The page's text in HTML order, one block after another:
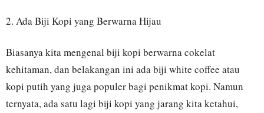
2. Ada Biji Kopi yang Berwarna Hijau
Biasanya kita mengenal biji kopi berwarna cokelat
kehitaman, dan belakangan ini ada biji white coffee atau
kopi putih yang juga populer bagi penikmat kopi. Namun
ternyata, ada satu lagi biji kopi yang jarang kita ketahui,